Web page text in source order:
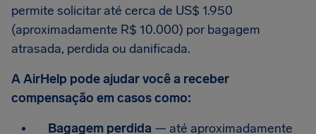
permite solicitar até cerca de US$ 1.950
(aproximadamente R$ 10.000) por bagagem
atrasada, perdida ou danificada.
A AirHelp pode ajudar você a receber
compensação em casos como:
Bagagem perdida — até aproximadamente